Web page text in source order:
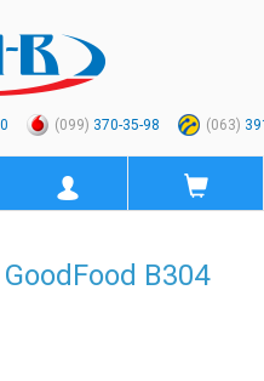
(099) 370-35-98 (063)
B304